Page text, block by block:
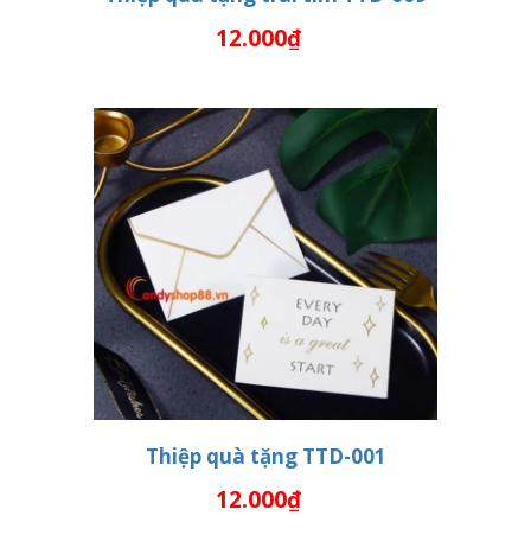
THÊM VÀO GIỎ HÀNG
12.000₫
THÊM VÀO GIỎ HÀNG
Thiệp quà tặng TTD-001
12.000₫